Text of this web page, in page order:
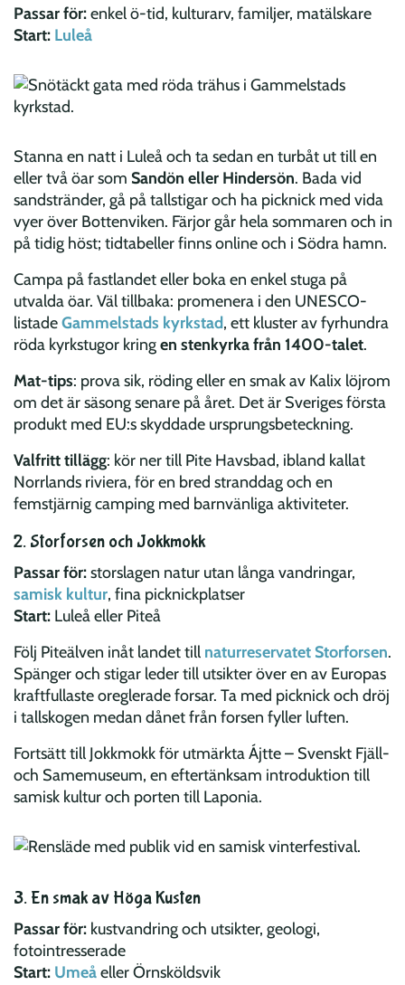
Passar för:enkel ö-tid, kulturarv, familjer, matälskare
Start: Luleå
Stanna en natt i Luleå och ta sedan en turbåt ut till en
eller två öar som Sandön eller Hindersön. Bada vid
sandstränder, gå på tallstigar och ha picknick med vida
vyer över Bottenviken. Färjor går hela sommaren och in
på tidig höst; tidtabeller finns online och i Södra hamn.
Campa på fastlandet eller boka en enkel stuga på
utvalda öar. Väl tillbaka: promenera i den UNESCO-
listadeGammelstads kyrkstad, ett kluster av fyrhundra
röda kyrkstugor kringen stenkyrka från 1400-talet.
Mat-tips: prova sik, röding eller en smak av Kalix löjrom
om det är säsong senare på året. Det är Sveriges första
produkt med EU:s skyddade ursprungsbeteckning.
Valfritt tillägg: kör ner till Pite Havsbad, ibland kallat
Norrlands riviera, för en bred stranddag och en
femstjärnig camping med barnvänliga aktiviteter.
2. Storforsen och Jokkmokk
Passar för:storslagen natur utan långa vandringar,
samisk kultur, fina picknickplatser
Start: Luleå eller Piteå
Följ Piteälven inåt landet till naturreservatet Storforsen.
Spänger och stigar leder till utsikter över en av Europas
kraftfullaste oreglerade forsar. Ta med picknick och dröj
i tallskogen medan dånet från forsen fyller luften.
Fortsätt till Jokkmokk för utmärkta Ájtte – Svenskt Fjäll-
och Samemuseum, en eftertänksam introduktion till
samisk kultur och porten till Laponia.
3. En smak av Höga Kusten
Passar för: kustvandring och utsikter, geologi,
fotointresserade
Start: Umeåeller Örnsköldsvik